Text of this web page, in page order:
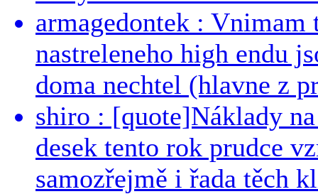
armagedontek : Vnimam
nastreleneho high endu
doma nechtel (hlavne z
shiro : [quote]Náklady
desek tento rok prudce
samozřejmě i řada těch